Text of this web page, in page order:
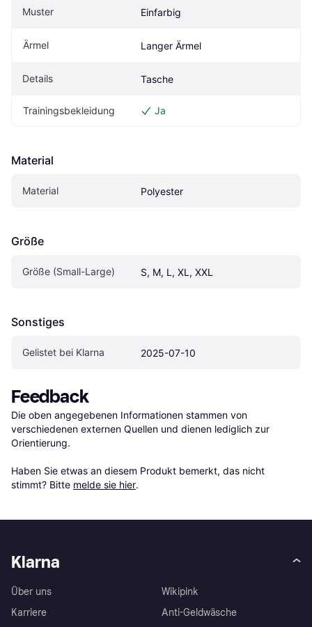
Muster Einfarbig
Ärmel Langer Ärmel
Details Tasche
Trainingsbekleidung Ja
Material
Material Polyester
Größe
Größe (Small-Large) S, M, L, XL, XXL
Sonstiges
Gelistet bei Klarna 2025-07-10
Feedback
Die oben angegebenen Informationen stammen von
verschiedenen externen Quellen und dienen lediglich zur
Orientierung.
Haben Sie etwas an diesem Produkt bemerkt, das nicht
stimmt? Bitte melde sie hier.
Klarna
Über uns
Karriere
Wikipink
Anti-Geldwäsche